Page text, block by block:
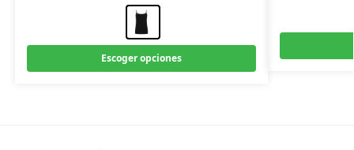
Escoger opciones